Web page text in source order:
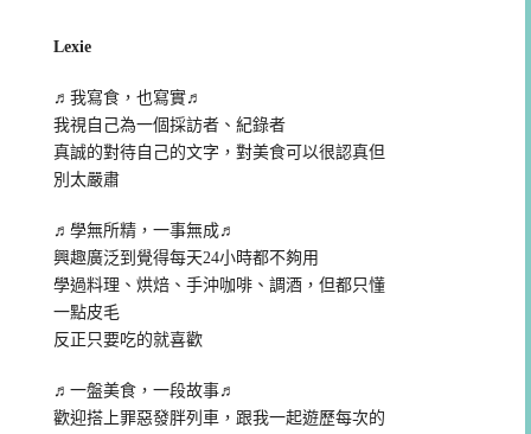
Lexie
♬我寫食，也寫實♬
我視自己為一個採訪者、紀錄者
真誠的對待自己的文字，對美食可以很認真但
別太嚴肅
♬學無所精，一事無成♬
興趣廣泛到覺得每天24小時都不夠用
學過料理、烘焙、手沖咖啡、調酒，但都只懂
一點皮毛
反正只要吃的就喜歡
♬一盤美食，一段故事♬
歡迎搭上罪惡發胖列車，跟我一起遊歷每次的